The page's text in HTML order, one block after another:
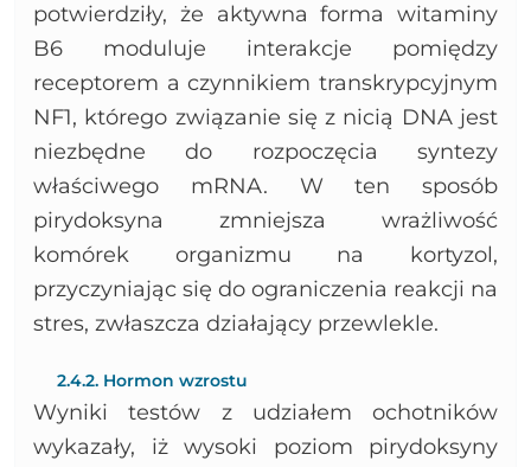
potwierdziły, że aktywna forma witaminy
B6 moduluje interakcje pomiędzy
receptorem a czynnikiem transkrypcyjnym
NF1, którego związanie się z nicią DNA jest
niezbędne do rozpoczęcia syntezy
właściwego mRNA. W ten sposób
pirydoksyna zmniejsza wrażliwość
komórek organizmu na kortyzol,
przyczyniając się do ograniczenia reakcji na
stres, zwłaszcza działający przewlekle.
2.4.2. Hormon wzrostu
Wyniki testów z udziałem ochotników
wykazały, iż wysoki poziom pirydoksyny